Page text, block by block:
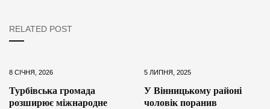
RELATED POST
8 СІЧНЯ, 2026
Турбівська громада
розширює міжнародне
5 ЛИПНЯ, 2025
У Вінницькому районі
чоловік поранив